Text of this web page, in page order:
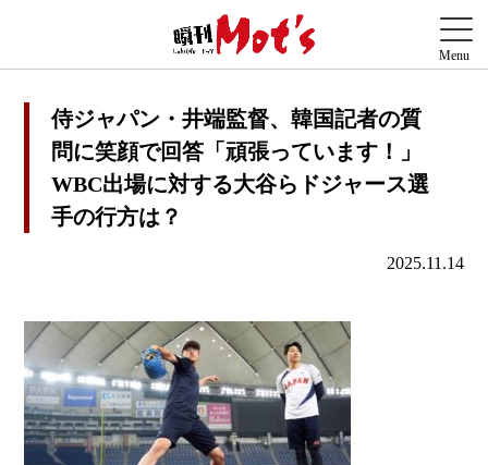
侍ジャパン・井端監督、韓国記者の質
問に笑顔で回答「頑張っています！」
WBC出場に対する大谷らドジャース選
手の行方は？
2025.11.14